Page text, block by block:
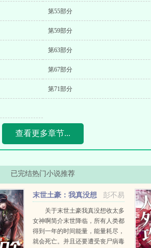
第55部分
第59部分
第63部分
第67部分
第71部分
查看更多章节...
已完结热门小说推荐
彭不易
末世土豪：我真没想
收太多女神啊
关于末世土豪我真没想收太多
女神啊简介末世降临，所有人类都
得到一年的时间能量，能量耗尽，
就会死亡。并且还要遭受丧尸病毒